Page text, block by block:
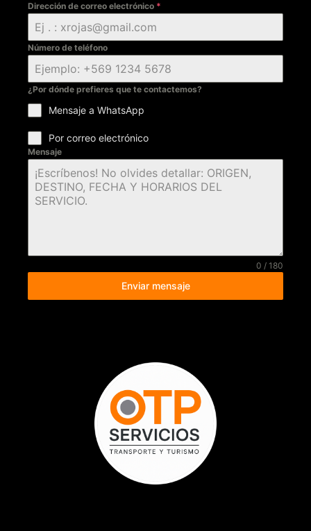
Dirección de correo electrónico *
Número de teléfono
¿Por dónde prefieres que te contactemos?
Mensaje a WhatsApp
Por correo electrónico
Mensaje
0 / 180
Enviar mensaje